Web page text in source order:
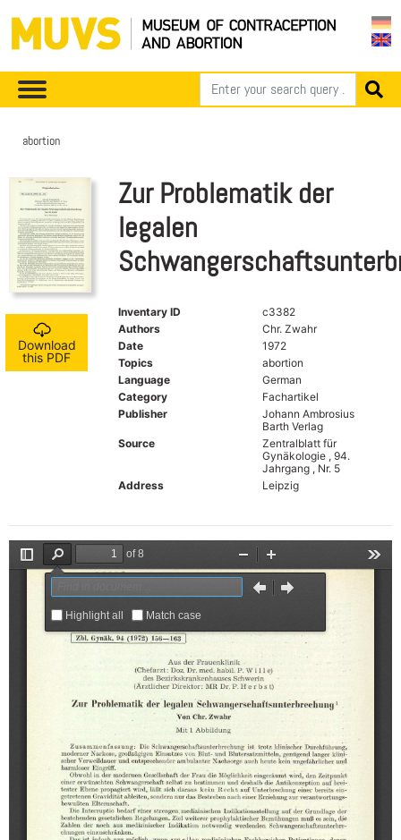
abortion
Download
this PDF
Zur Problematik der
legalen
Inventary ID
c3382
Authors
Chr. Zwahr
Date
1972
Topics
abortion
Language
German
Category
Fachartikel
Publisher
Johann Ambrosius
Barth Verlag
Source
Zentralblatt für
Gynäkologie , 94.
Jahrgang , Nr. 5
Address
Leipzig